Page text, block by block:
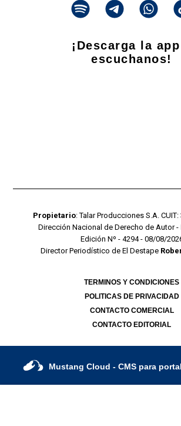
¡Descarga la
escuchanos!
Propietario: Talar Producciones S.A.
Dirección Nacional de Derecho de Autor -
Edición Nº - 4294 - 08/08/
Director Periodístico de El Destape
TERMINOS Y CONDICIONES
POLITICAS DE PRIVACIDAD
CONTACTO COMERCIAL
CONTACTO EDITORIAL
Mustang Cloud - CMS para